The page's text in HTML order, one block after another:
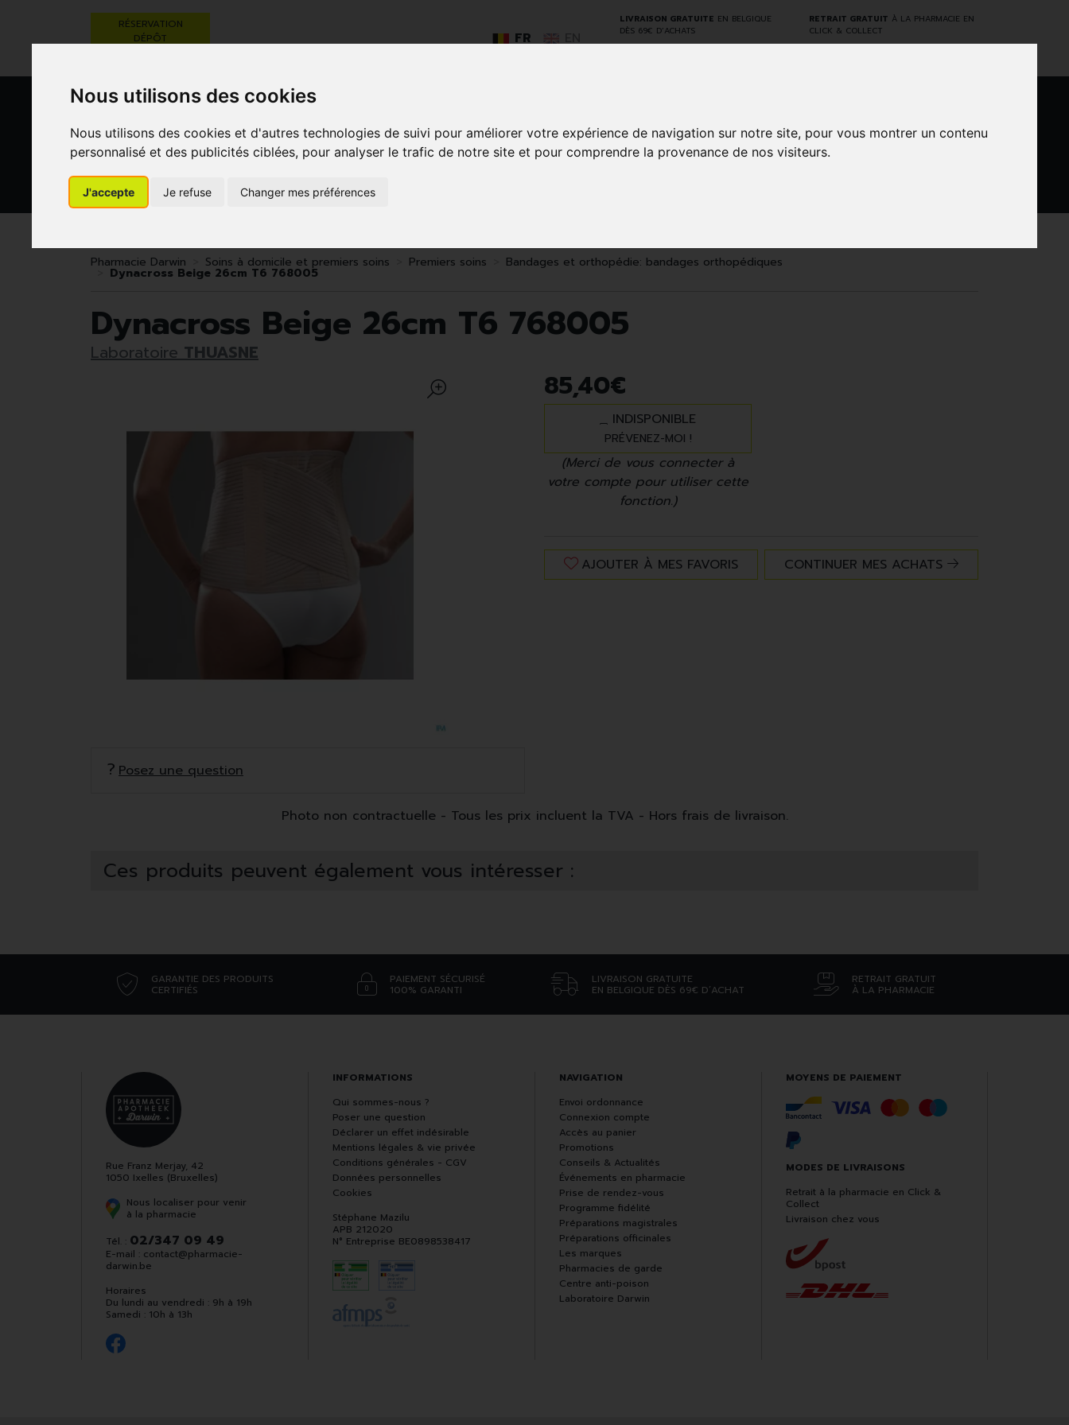
Nous utilisons des cookies
Nous utilisons des cookies et d'autres technologies de suivi pour améliorer votre expérience de navigation sur notre site, pour vous montrer un contenu
personnalisé et des publicités ciblées, pour analyser le trafic de notre site et pour comprendre la provenance de nos visiteurs.
J'accepte Je refuse Changer mes préférences
LIVRAISON GRATUITE EN BELGIQUE
DÈS 69€ D’ACHATS
RETRAIT GRATUIT À LA PHARMACIE EN
CLICK & COLLECT
FR
RÉSERVATION
DÉPÔT
0
GO
BEAUTÉ,
Pharmacie Darwin Soins à domicile et premiers soins Premiers soins Bandages et orthopédie: bandages orthopédiques
Dynacross Beige 26cm T6 768005
Dynacross Beige 26cm T6 768005
Laboratoire THUASNE
85,40€
INDISPONIBLE
PRÉVENEZ-MOI !
(Merci de vous connecter à
votre compte pour utiliser cette
fonction.)
AJOUTER À MES FAVORIS CONTINUER MES ACHATS
Posez une question
Photo non contractuelle - Tous les prix incluent la TVA - Hors frais de livraison.
Ces produits peuvent également vous intéresser :
GARANTIE DES PRODUITS
CERTIFIÉS
PAIEMENT SÉCURISÉ
100% GARANTI
LIVRAISON GRATUITE
EN BELGIQUE DÈS 69€ D’ACHAT
RETRAIT GRATUIT
À LA PHARMACIE
Rue Franz Merjay, 42
1050 Ixelles (Bruxelles)
Nous localiser pour venir
à la pharmacie
Tél. : 02/347 09 49
E-mail : contact@pharmacie-
darwin.be
Horaires
Du lundi au vendredi : 9h à 19h
Samedi : 10h à 13h
INFORMATIONS
Qui sommes-nous ?
Poser une question
Déclarer un effet indésirable
Mentions légales & vie privée
Conditions générales - CGV
Données personnelles
Cookies
Stéphane Mazilu
APB 212020
N° Entreprise BE0898538417
NAVIGATION
Envoi ordonnance
Connexion compte
Accès au panier
Promotions
Conseils & Actualités
Événements en pharmacie
Prise de rendez-vous
Programme fidélité
Préparations magistrales
Préparations officinales
Les marques
Pharmacies de garde
Centre anti-poison
Laboratoire Darwin
MOYENS DE PAIEMENT
MODES DE LIVRAISONS
Retrait à la pharmacie en Click &
Collect
Livraison chez vous